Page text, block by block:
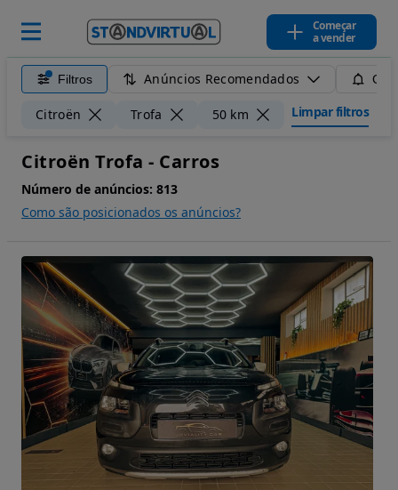
Começar
a vender
Filtros Anúncios Recomendados
Citroën Trofa 50 km Limpar filtros
Citroën Trofa - Carros
Número de anúncios: 813
Como são posicionados os anúncios?